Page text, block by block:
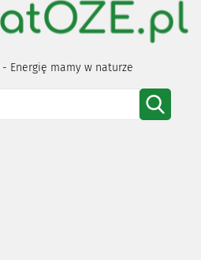
- Energię mamy w naturze